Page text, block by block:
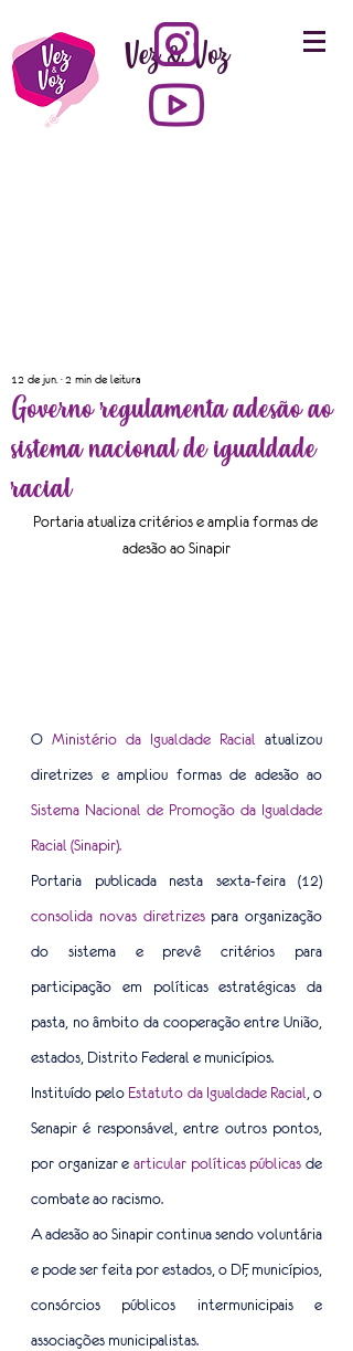
Vez & Voz
Governo regulamenta adesão ao
sistema nacional de igualdade
racial
12 de jun. 2 min de leitura
Portaria atualiza critérios e amplia formas de
adesão ao Sinapir
O Ministério da Igualdade Racial atualizou
Sistema Nacional de Promoção da Igualdade
Racial (Sinapir).
Portaria publicada nesta sexta-feira (12)
consolida novas diretrizes para organização
do sistema e prevê critérios para
participação em políticas estratégicas da
pasta, no âmbito da cooperação entre União,
estados, Distrito Federal e municípios.
Instituído pelo Estatuto da Igualdade Racial, o
Senapir é responsável, entre outros pontos,
por organizar e articular políticas públicas de
combate ao racismo.
A adesão ao Sinapir continua sendo voluntária
e pode ser feita por estados, o DF, municípios,
consórcios públicos intermunicipais e
associações municipalistas.